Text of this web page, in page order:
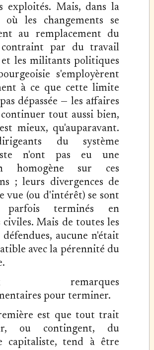
exploités. Mais, dans la
où les changements se
au remplacement du
par du travail
les militants politiques
s'employèrent
à ce que cette limite
dépassée — les affaires
tout aussi bien,
mieux, qu'auparavant.
du système
n'ont pas eu une
homogène sur ces
; leurs divergences de
vue (ou d'intérêt) se sont
parfois terminés en
civiles. Mais de toutes les
aucune n'était
avec la pérennité du
remarques
pour terminer.
est que tout trait
ou contingent, du
capitaliste, tend à être